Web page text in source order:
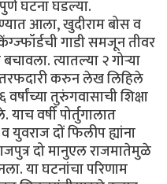
घटना घडल्या.
आला, खुदीराम बोस व
गाडी समजून तीवर
त्यातल्या २ गोर्‍या
तरफदारी करुन लेख लिहिले
तुरुंगवासाची शिक्षा
वर्षी पोर्तुगालात
युवराज दों फिलीप ह्यांना
दो मानुएल राजमातेमुळे
या घटनांचा परिणाम